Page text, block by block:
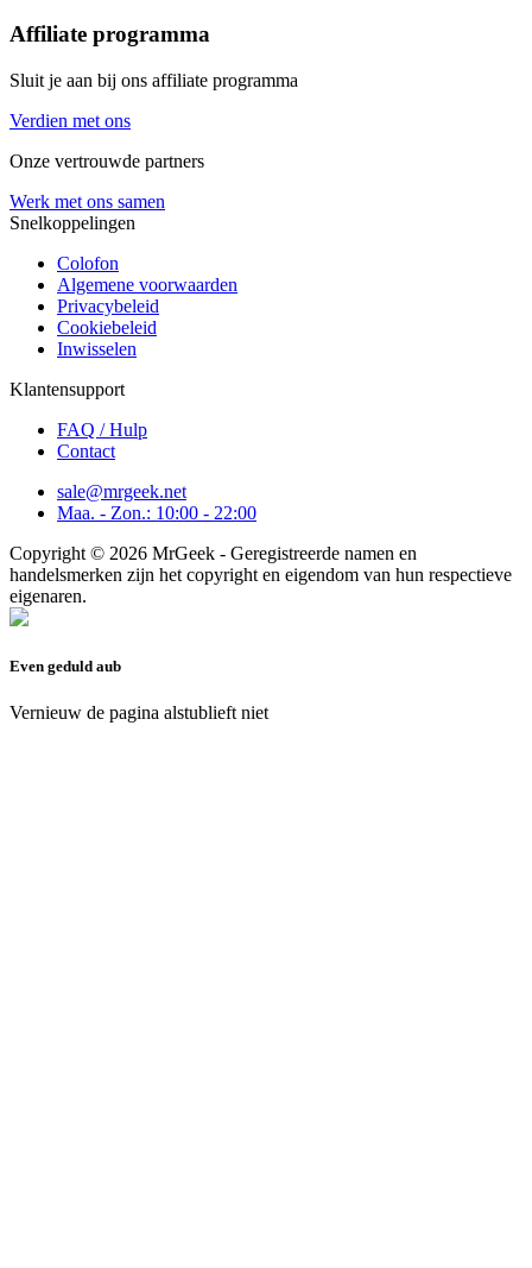
Affiliate programma
Sluit je aan bij ons affiliate programma
Verdien met ons
Onze vertrouwde partners
Werk met ons samen
Snelkoppelingen
Colofon
Algemene voorwaarden
Privacybeleid
Cookiebeleid
Inwisselen
Klantensupport
FAQ / Hulp
Contact
sale@mrgeek.net
Maa. - Zon.: 10:00 - 22:00
Copyright © 2026 MrGeek - Geregistreerde namen en
handelsmerken zijn het copyright en eigendom van hun respectieve
eigenaren.
Even geduld aub
Vernieuw de pagina alstublieft niet